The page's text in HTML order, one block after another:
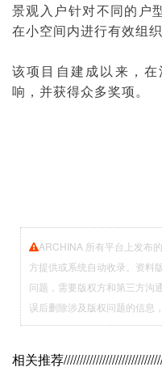
景观入户针对不同的户
在小空间内进行有效组
该项目自建成以来，
响，并获得众多奖项。
ARCHINA 所有平台上发布
方提供或系统自动收录。资料
问题，需要版权方和第三方沟
误后删除涉及版权问题的信息
相关推荐